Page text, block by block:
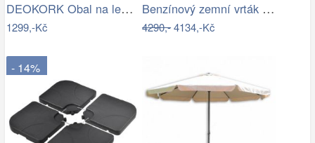
DEOKORK Obal na lehátko 235x90x60 cm
1299,-Kč
Benzínový zemní vrták + 25 cm vrták |…
4290,-4134,-Kč
- 14%